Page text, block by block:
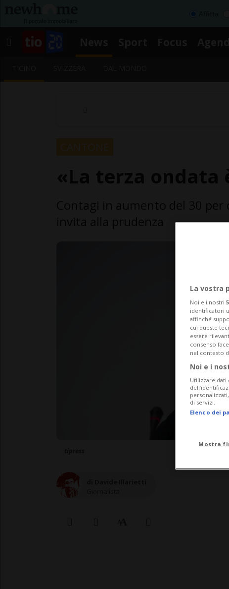
La vostra
Noi e i nostri
identificatori
affinché
cui queste
essere
consenso
nel contesto
Noi e i
Utilizzare dati
di servizi.
Elenco dei
Mostra